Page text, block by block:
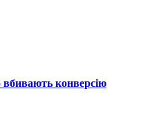
вбивають конверсію